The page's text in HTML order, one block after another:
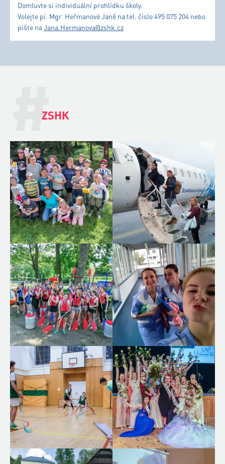
Domluvte si individuální prohlídku školy.
Volejte pí. Mgr. Heřmanové Janě na tel. číslo 495 075 204 nebo
pište naJana.Hermanova@zshk.cz
#
ZSHK